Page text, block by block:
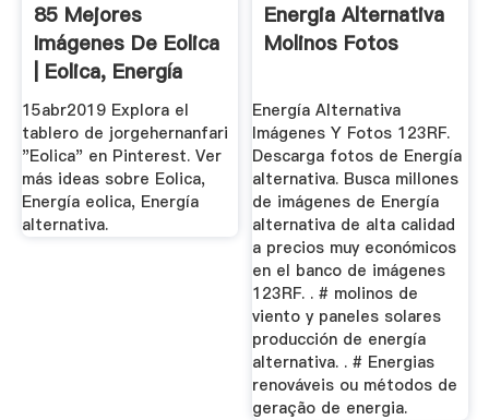
85 Mejores
Imágenes De Eolica
| Eolica, Energía
Eolica ...
15abr2019 Explora el
tablero de jorgehernanfari
"Eolica" en Pinterest. Ver
más ideas sobre Eolica,
Energía eolica, Energía
alternativa.
Energia Alternativa
Molinos Fotos
Energía Alternativa
Imágenes Y Fotos 123RF.
Descarga fotos de Energía
alternativa. Busca millones
de imágenes de Energía
alternativa de alta calidad
a precios muy económicos
en el banco de imágenes
123RF. . # molinos de
viento y paneles solares
producción de energía
alternativa. . # Energias
renováveis ou métodos de
geração de energia.